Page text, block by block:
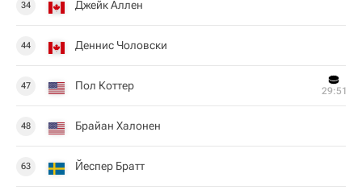
34 Джейк Аллен
44 Деннис Чоловски
47 Пол Коттер 29:51
48 Брайан Халонен
63 Йеспер Братт